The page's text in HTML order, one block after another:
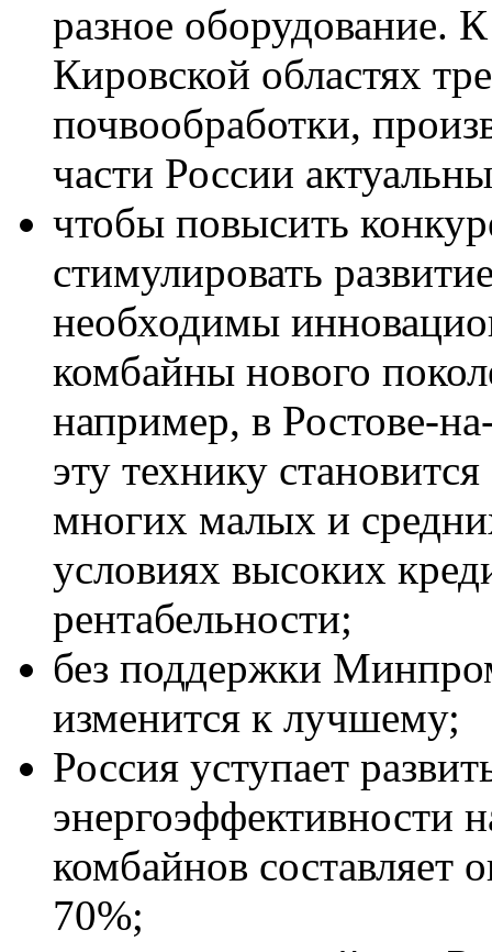
разное оборудование.
Кировской областях
почвообработки,
части России
чтобы повысить
стимулировать
необходимы
комбайны нового
например, в Ростове-
эту технику
многих малых и
условиях высоких
рентабельности;
без поддержки
изменится к лучшему;
Россия уступает
энергоэффективности
комбайнов составляет
70%;